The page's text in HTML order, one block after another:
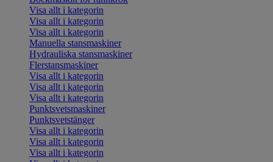
Visa allt i kategorin
Visa allt i kategorin
Visa allt i kategorin
Manuella stansmaskiner
Hydrauliska stansmaskiner
Flerstansmaskiner
Visa allt i kategorin
Visa allt i kategorin
Visa allt i kategorin
Punktsvetsmaskiner
Punktsvetstänger
Visa allt i kategorin
Visa allt i kategorin
Visa allt i kategorin